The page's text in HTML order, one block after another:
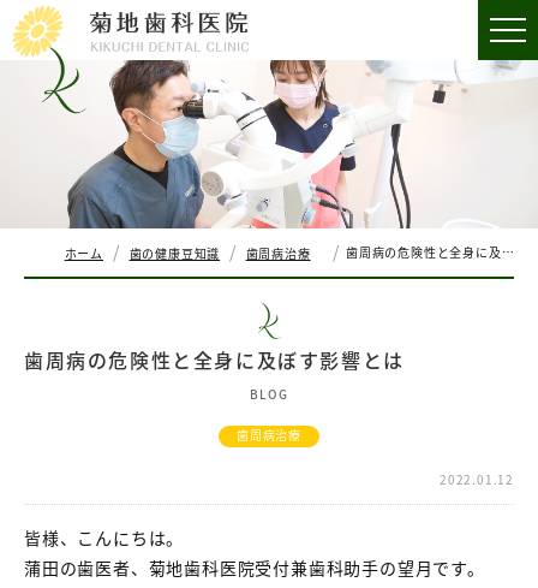
ホーム 歯の健康豆知識 歯周病治療 歯周病の危険性と全身に及ぼす影響とは
歯周病の危険性と全身に及ぼす影響とは
BLOG
歯周病治療
2022.01.12
皆様、こんにちは。
蒲田の歯医者、菊地歯科医院受付兼歯科助手の望月です。